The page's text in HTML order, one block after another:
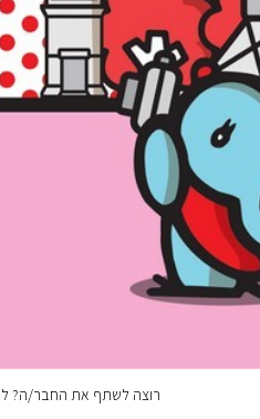
רוצה לשתף את החבר/ה?